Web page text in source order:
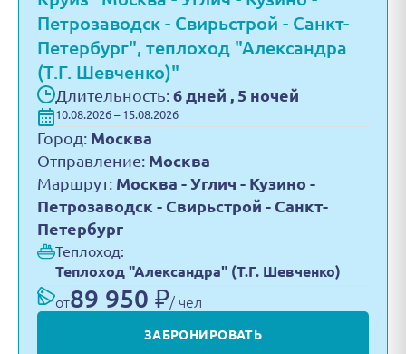
Петрозаводск - Свирьстрой - Санкт-
Петербург", теплоход "Александра
(Т.Г. Шевченко)"
Длительность: 6 дней , 5 ночей
10.08.2026 – 15.08.2026
Город: Москва
Отправление: Москва
Маршрут: Москва - Углич - Кузино -
Петрозаводск - Свирьстрой - Санкт-
Петербург
Теплоход:
Теплоход "Александра" (Т.Г. Шевченко)
от89 950 ₽/ чел
ЗАБРОНИРОВАТЬ